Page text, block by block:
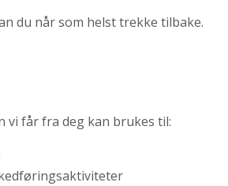
du når som helst trekke tilbake.
vi får fra deg kan brukes til: